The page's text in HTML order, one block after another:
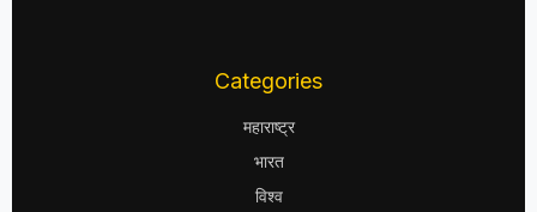
Categories
महाराष्ट्र
भारत
विश्व